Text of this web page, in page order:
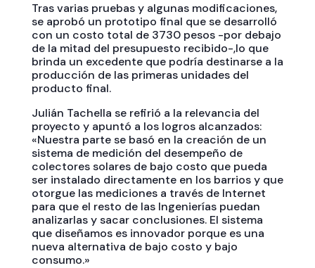
Tras varias pruebas y algunas modificaciones,
se aprobó un prototipo final que se desarrolló
con un costo total de 3730 pesos -por debajo
de la mitad del presupuesto recibido-,lo que
brinda un excedente que podría destinarse a la
producción de las primeras unidades del
producto final.
Julián Tachella se refirió a la relevancia del
proyecto y apuntó a los logros alcanzados:
«Nuestra parte se basó en la creación de un
sistema de medición del desempeño de
colectores solares de bajo costo que pueda
ser instalado directamente en los barrios y que
otorgue las mediciones a través de Internet
para que el resto de las Ingenierías puedan
analizarlas y sacar conclusiones. El sistema
que diseñamos es innovador porque es una
nueva alternativa de bajo costo y bajo
consumo.»